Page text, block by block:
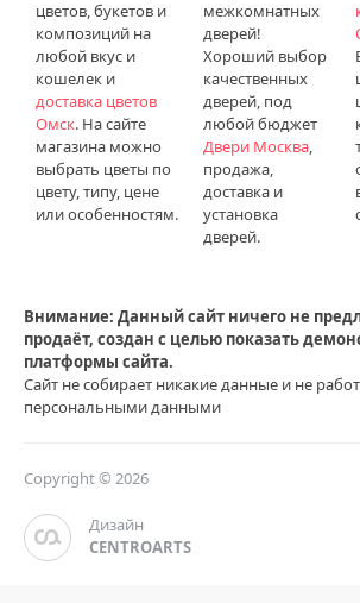
цветов, букетов и
композиций на
любой вкус и
кошелек и
доставка цветов
Омск. На сайте
магазина можно
выбрать цветы по
цвету, типу, цене
или особенностям.
межкомнатных
дверей!
Хороший выбор
качественных
дверей, под
любой бюджет
Двери Москва,
продажа,
доставка и
установка
дверей.
Внимание: Данный сайт ничего не
продаёт, создан с целью показать
платформы сайта.
Сайт не собирает никакие данные и не
персональными данными
Copyright © 2026
Дизайн
CENTROARTS